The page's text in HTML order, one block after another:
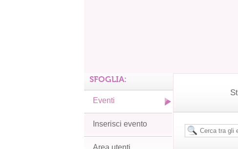
SFOGLIA:
Eventi
Inserisci evento
Area utenti